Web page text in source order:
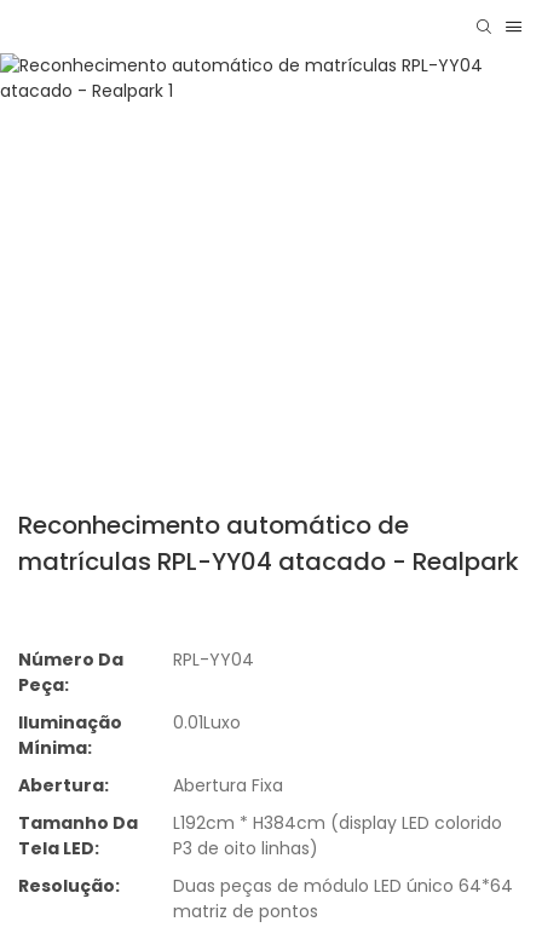
Reconhecimento automático de
matrículas RPL-YY04 atacado - Realpark
Número Da
Peça:
RPL-YY04
Iluminação
Mínima:
0.01Luxo
Abertura:
Abertura Fixa
Tamanho Da
Tela LED:
L192cm * H384cm (display LED colorido
P3 de oito linhas)
Resolução:
Duas peças de módulo LED único 64*64
matriz de pontos